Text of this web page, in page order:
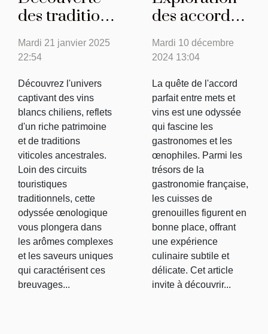
des traditions
viticoles à
travers les
chiliens
Mardi 21 janvier 2025
22:54
Découvrez l'univers
captivant des vins
blancs chiliens, reflets
d'un riche patrimoine
et de traditions
viticoles ancestrales.
Loin des circuits
touristiques
traditionnels, cette
odyssée œnologique
vous plongera dans
les arômes complexes
et les saveurs uniques
qui caractérisent ces
breuvages...
des accords
parfaits entre
cuisses de
vins
régionaux
Mardi 10 décembre
2024 13:04
La quête de l'accord
parfait entre mets et
vins est une odyssée
qui fascine les
gastronomes et les
œnophiles. Parmi les
trésors de la
gastronomie française,
les cuisses de
grenouilles figurent en
bonne place, offrant
une expérience
culinaire subtile et
délicate. Cet article
invite à découvrir...